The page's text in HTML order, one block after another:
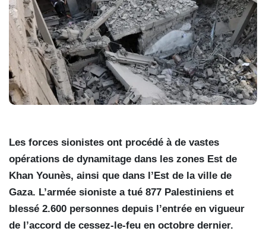
Les forces sionistes ont procédé à de vastes
opérations de dynamitage dans les zones Est de
Khan Younès, ainsi que dans l’Est de la ville de
Gaza. L’armée sioniste a tué 877 Palestiniens et
blessé 2.600 personnes depuis l’entrée en vigueur
de l’accord de cessez-le-feu en octobre dernier.